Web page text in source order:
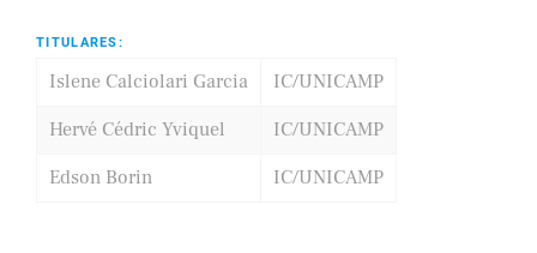
TITULARES:
Islene Calciolari Garcia
IC/UNICAMP
Hervé Cédric Yviquel
IC/UNICAMP
Edson Borin
IC/UNICAMP